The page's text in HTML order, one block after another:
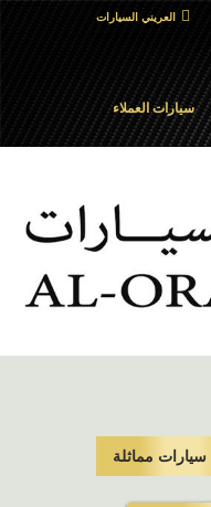
العريني السيارات
سيارات العملاء